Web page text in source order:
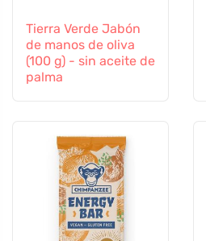
Tierra Verde Jabón
de manos de oliva
(100 g) - sin aceite de
palma